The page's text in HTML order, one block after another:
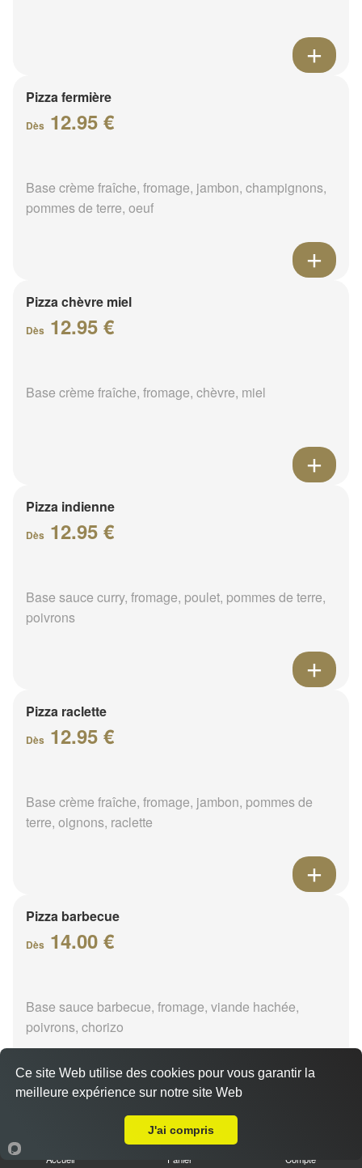
Pizza fermière
Dès 12.95 €
Base crème fraîche, fromage, jambon, champignons,
pommes de terre, oeuf
Pizza chèvre miel
Dès 12.95 €
Base crème fraîche, fromage, chèvre, miel
Pizza indienne
Dès 12.95 €
Base sauce curry, fromage, poulet, pommes de terre,
poivrons
Pizza raclette
Dès 12.95 €
Base crème fraîche, fromage, jambon, pommes de
terre, oignons, raclette
Pizza barbecue
Dès 14.00 €
Base sauce barbecue, fromage, viande hachée,
poivrons, chorizo
Accueil Panier Compte
Ce site Web utilise des cookies pour vous garantir la
meilleure expérience sur notre site Web
J'ai compris